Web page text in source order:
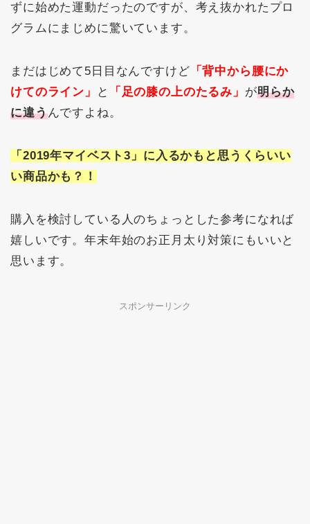
ずに始めた運動だったのですが、考え抜かれたプロ
グラムにまじめに驚いています。
まだはじめて5日目なんですけど 「背中から腰にか
けてのライン」
と 「足の膝の上のたるみ」 が明らか
に違うんですよね。
「2019年マイベスト3」に入るかもと思うくらいい
い商品かも？！
購入を検討している人のちょっとした参考になれば
嬉しいです。年末年始のお正月太り対策にもいいと
思います。
スポンサーリンク